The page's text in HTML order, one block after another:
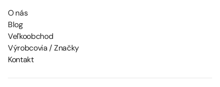
O nás
Blog
Veľkoobchod
Výrobcovia / Značky
Kontakt